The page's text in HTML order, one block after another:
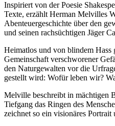
Inspiriert von der Poesie
Texte, erzählt Herman Melvilles
Abenteuergeschichte über den
und seinen rachsüchtigen Jäger
Heimatlos und von blindem Hass
Gemeinschaft verschworener
den Naturgewalten vor die
gestellt wird: Wofür leben wir?
Melville beschreibt in mächtigen
Tiefgang das Ringen des
zeichnet so ein visionäres